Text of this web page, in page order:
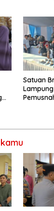
Rakyat
Satuan